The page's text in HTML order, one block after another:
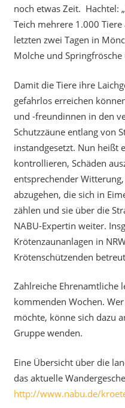
noch etwas Zeit. Hachtel:
Teich mehrere 1.000 Tiere
letzten zwei Tagen in
Molche und Springfrösche
Damit die Tiere ihre
gefahrlos erreichen
und -freundinnen in den
Schutzzäune entlang von
instandgesetzt. Nun heißt
kontrollieren, Schäden
entsprechender
abzugehen, die sich in
zählen und sie über die
NABU-Expertin weiter.
Krötenzaunanlagen in
Krötenschützenden
Zahlreiche Ehrenamtliche
kommenden Wochen.
möchte, könne sich dazu
Gruppe wenden.
Eine Übersicht über die
das aktuelle
http://www.nabu.de/